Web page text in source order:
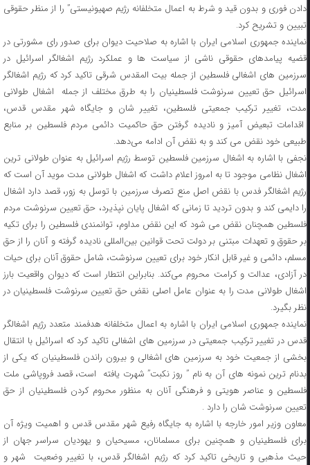
دادن فوری و بدون قید و شرط به اعمال متخلفانه رژیم صهیونیستی” را از منظر حقوقی
تبیین و تشریح کرد.
نماینده جمهوری اسلامی ایران با اشاره به صلاحیت دیوان برای صدور رای مشورتی در
قضیه پیامدهای حقوقی ناشی از سیاست ها و عملکرد رژیم اشغالگر اسرائیل در
سرزمین های اشغالی فلسطین از جمله بیت المقدس شرقی تاکید کرد که رژیم اشغالگر
اسرائیل حق تعیین سرنوشت فلسطینیان را به طرق مختلف از جمله اشغال طولانی
مدت، تغییر ترکیب جمعیتی فلسطین، تغییر شان و جایگاه شهر مقدس قدس،
اقدامات تبعیض آمیز و نادیده گرفتن حق حاکمیت دائمی مردم فلسطین بر منابع
طبیعی خود نقض می کند و به نقض آن ادامه می‌دهد.
نجفی با اشاره به اشغال سرزمین فلسطین توسط رژیم اسرائیل به عنوان طولانی ترین
اشغال نظامی موجود تا به امروز اعلام داشت که اشغال طولانی مدت موید آن است که
رژیم اشغالگر فدس با نقض اصل منع تصرف سرزمین با توسل به زور، قصد دارد اشغال
را دایمی کند و بدون تردید تا زمانی که اشغال پایان نپذیرد، حق تعیین سرنوشت مردم
فلسطین همچنان نقض می شود که این نقض مداوم، توانمندی فلسطین را برای تکیه
بر حقوق و تعهدات مبتنی بر دولت تحت قوانین بین‌المللی نادیده گرفته و آنان را از حق
مسلم، دائمی و غیر قابل انکار خود برای تعیین سرنوشت، شامل حقوق آنان برای حیات
در آزادی، عدالت و کرامت محروم می‌کند. بنابراین انتطار است که دیوان واقعیت بارز
اشغال طولانی مدت را به عنوان عامل اصلی نقض حق تعیین سرنوشت فلسطینیان در
نظر بگیرد.
نماینده جمهوری اسلامی ایران با اشاره به اعمال متخلفانه هدفمند متعدد رژیم اشغالگر
قدس در تغییر ترکیب جمعیتی در سرزمین های اشغالی تاکید کرد که اسرائیل با انتقال
بخشی از جمعیت خود به سرزمین های اشغالی و بیرون راندن فلسطینیان که یکی از
بدنام ترین نمونه های آن به نام ” روز نکبت” شهرت یافته است، قصد فروپاشی ملت
فلسطین و عناصر هویتی و فرهنگی آنان به منظور محروم کردن فلسطینیان از حق
تعیین سرنوشت شان را دارد .
معاون وزیر امور خارجه با اشاره به جایگاه رفیع شهر مقدس قدس و اهمیت ویژه آن
برای فلسطینیان و همچنین برای مسلمانان، مسیحیان و یهودیان سراسر جهان از
حیث مذهبی و تاریخی تاکید کرد که رژیم اشغالگر قدس، با تغییر وضعیت شهر و